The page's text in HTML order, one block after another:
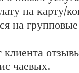
на карту/
на
чаевых.